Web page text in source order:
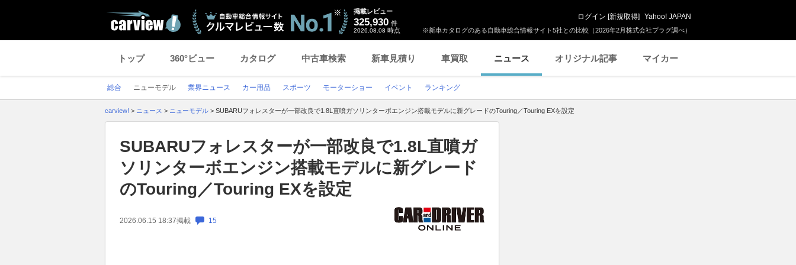
※新車カタログのある自動車総合情報サイト5社との比較（2026年2月株式会社プラグ調べ）
掲載レビュー
325,930 件
2026.08.08 時点
ログイン [新規取得] Yahoo! JAPAN
トップ 360°ビュー カタログ 中古車検索 新車見積り 車買取 ニュース オリジナル記事 マイカー
総合 ニューモデル 業界ニュース カー用品 スポーツ モーターショー イベント ランキング
carview! > ニュース > ニューモデル > SUBARUフォレスターが一部改良で1.8L直噴ガソリンターボエンジン搭載モデルに新グレードのTouring／Touring EXを設定
SUBARUフォレスターが一部改良で1.8L直噴ガ
ソリンターボエンジン搭載モデルに新グレード
のTouring／Touring EXを設定
2026.06.15 18:37掲載 15